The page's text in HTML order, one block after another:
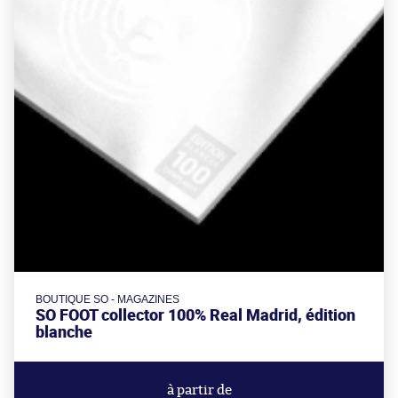
BOUTIQUE SO - MAGAZINES
SO FOOT collector 100% Real Madrid, édition
blanche
à partir de